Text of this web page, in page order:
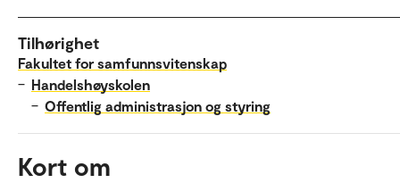
Tilhørighet
Fakultet for samfunnsvitenskap
– Handelshøyskolen
– Offentlig administrasjon og styring
Kort om